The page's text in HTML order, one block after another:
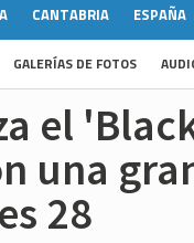
CANTABRIA ESPAÑA
GALERÍAS DE FOTOS
el
una
28